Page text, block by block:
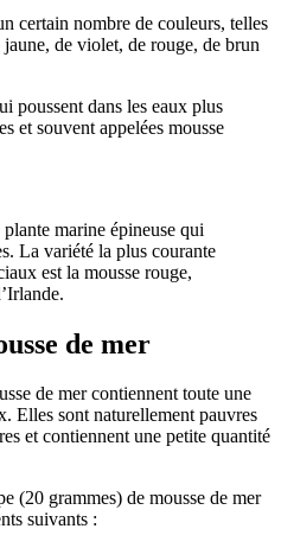
certain nombre de couleurs, telles
de violet, de rouge, de brun
poussent dans les eaux plus
et souvent appelées mousse
marine épineuse qui
La variété la plus courante
est la mousse rouge,
de mer
de mer contiennent toute une
Elles sont naturellement pauvres
et contiennent une petite quantité
(20 grammes) de mousse de mer
suivants :